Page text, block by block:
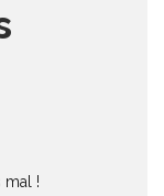
mal !